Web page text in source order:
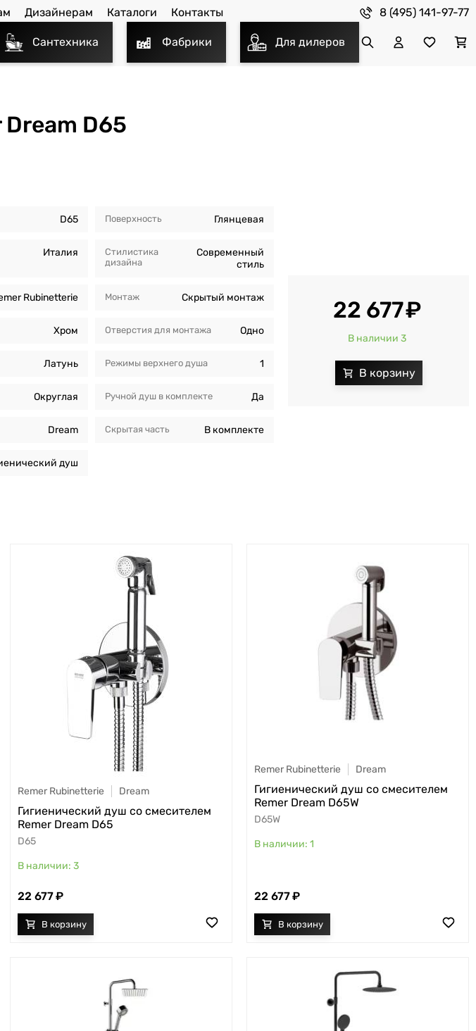
Дизайнерам Каталоги Контакты 8 (495) 141-97-77
Сантехника Фабрики Для дилеров
D65
D65
Италия
Rubinetterie
Хром
Латунь
Округлая
Dream
душ
Поверхность Глянцевая
Стилистика
дизайна
Современный
стиль
Монтаж Скрытый монтаж
Отверстия для монтажа Одно
Режимы верхнего душа 1
Ручной душ в комплекте Да
Скрытая часть В комплекте
22 677
В наличии 3
Remer Rubinetterie Dream
Гигиенический душ со смесителем
Remer Dream D65
D65
3
22 677
Remer Rubinetterie Dream
Гигиенический душ со смесителем
Remer Dream D65W
D65W
1
22 677